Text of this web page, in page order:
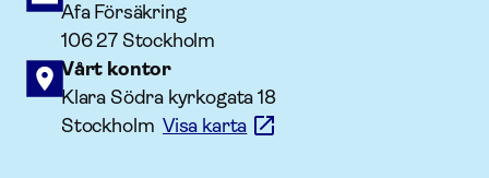
Afa Försäkring
106 27 Stockholm
Vårt kontor
Klara Södra kyrkogata 18
StockholmVisa karta